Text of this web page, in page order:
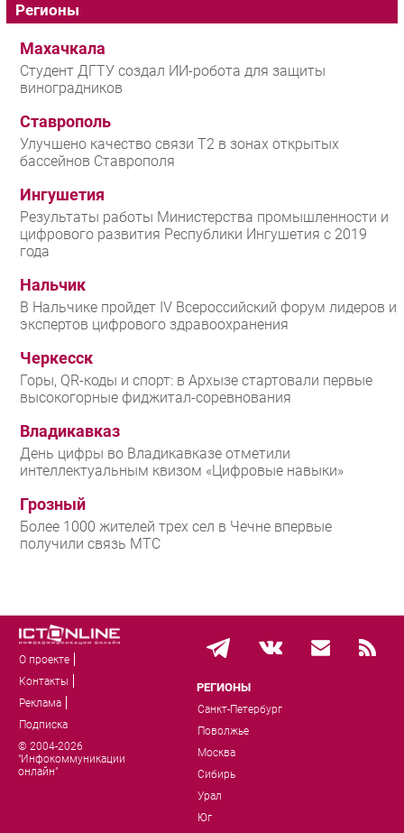
Регионы
Махачкала
Студент ДГТУ создал ИИ-робота для защиты
виноградников
Ставрополь
Улучшено качество связи T2 в зонах открытых
бассейнов Ставрополя
Ингушетия
Результаты работы Министерства промышленности и
цифрового развития Республики Ингушетия с 2019
года
Нальчик
В Нальчике пройдет IV Всероссийский форум лидеров и
экспертов цифрового здравоохранения
Черкесск
Горы, QR-коды и спорт: в Архызе стартовали первые
высокогорные фиджитал-соревнования
Владикавказ
День цифры во Владикавказе отметили
интеллектуальным квизом «Цифровые навыки»
Грозный
Более 1000 жителей трех сел в Чечне впервые
получили связь МТС
О проекте
Контакты
Реклама
Подписка
© 2004-2026
"Инфокоммуникации
онлайн"
РЕГИОНЫ
Санкт-Петербург
Поволжье
Москва
Сибирь
Урал
Юг